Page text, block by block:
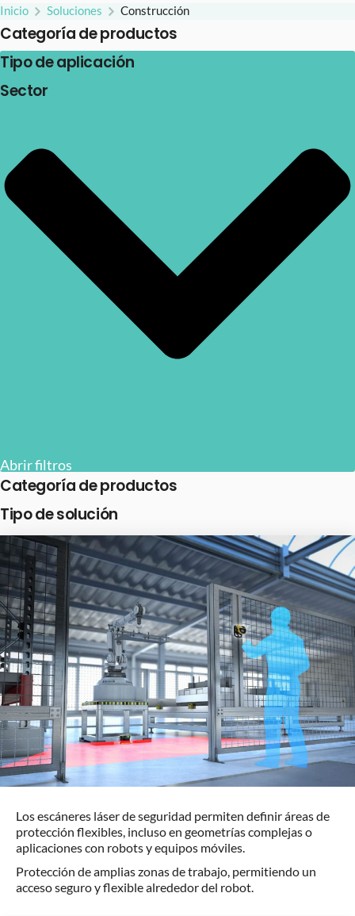
Inicio Soluciones Construcción
Categoría de productos
Tipo de aplicación
Sector
Abrir filtros
Categoría de productos
Tipo de solución
Los escáneres láser de seguridad permiten definir áreas de
protección flexibles, incluso en geometrías complejas o
aplicaciones con robots y equipos móviles.
Protección de amplias zonas de trabajo, permitiendo un
acceso seguro y flexible alrededor del robot.